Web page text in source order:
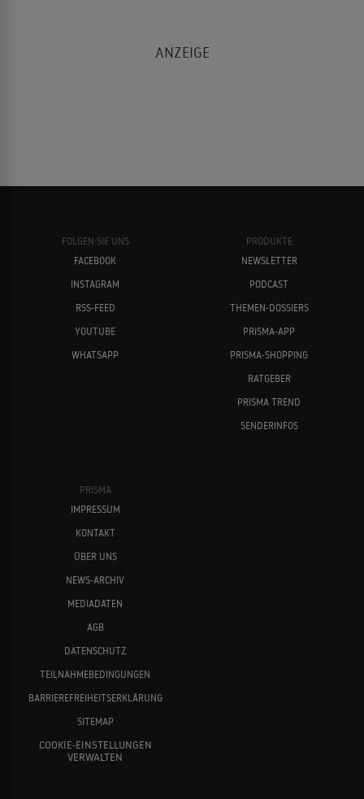
FOLGEN SIE UNS
FACEBOOK
INSTAGRAM
RSS-FEED
YOUTUBE
WHATSAPP
PRODUKTE
NEWSLETTER
PODCAST
THEMEN-DOSSIERS
PRISMA-APP
PRISMA-SHOPPING
RATGEBER
PRISMA TREND
SENDERINFOS
PRISMA
IMPRESSUM
KONTAKT
ÜBER UNS
NEWS-ARCHIV
MEDIADATEN
AGB
DATENSCHUTZ
TEILNAHMEBEDINGUNGEN
BARRIEREFREIHEITSERKLÄRUNG
SITEMAP
COOKIE-EINSTELLUNGEN
VERWALTEN